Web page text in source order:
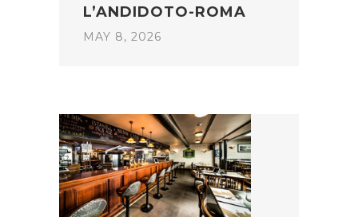
L’ANDIDOTO-ROMA
MAY 8, 2026
POST
NAVIGATION